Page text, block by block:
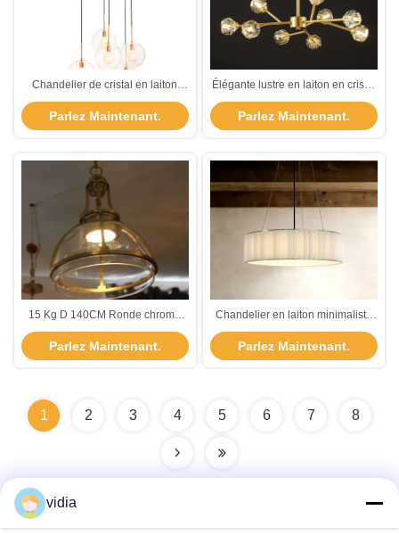
Chandelier de cristal en laiton
Yihaowo 140CM pour l'éclairage
intérieur au plafond
Parlez Maintenant.
Élégante lustre en laiton en cristal
pour espaces intérieurs
Parlez Maintenant.
15 Kg D 140CM Ronde chrome
plafond monté laiton Lumière de
lustre en cristal
Parlez Maintenant.
Chandelier en laiton minimaliste
YH avec 3500K LED blanche
chaude et 36000 heures de durée
de vie pour les salles à manger
Parlez Maintenant.
1 2 3 4 5 6 7 8
vidia